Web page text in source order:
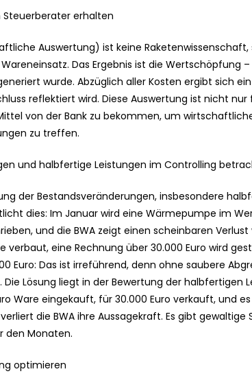
Steuerberater erhalten
Auswertung) ist keine
Das Ergebnis ist die Wertschöpfung
wurde. Abzüglich aller Kosten ergibt sich
reflektiert wird. Diese Auswertung ist nicht
von der Bank zu bekommen, um
zu treffen.
und halbfertige Leistungen im Controlling
der Bestandsveränderungen, insbesondere
dies: Im Januar wird eine Wärmepumpe im
und die BWA zeigt einen scheinbaren
verbaut, eine Rechnung über 30.000 Euro wird
Euro: Das ist irreführend, denn ohne saubere
Lösung liegt in der Bewertung der halbfertigen
Ware eingekauft, für 30.000 Euro verkauft, und
die BWA ihre Aussagekraft. Es gibt gewaltige
den Monaten.
optimieren